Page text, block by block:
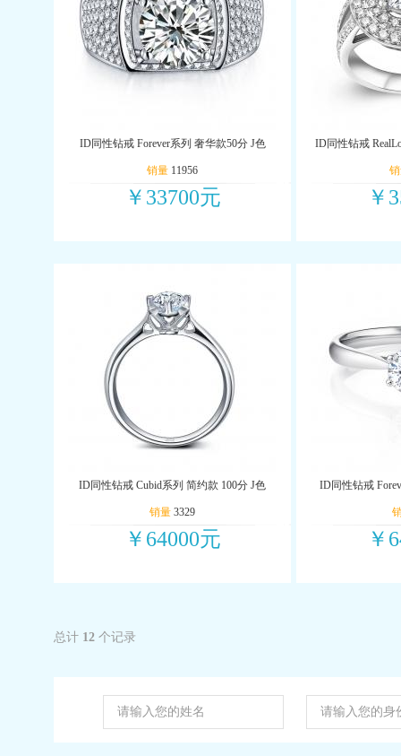
ID同性钻戒 Forever系列 奢华款50分 J色
销量 11956
￥33700元
ID同性钻戒
￥
ID同性钻戒 Cubid系列 简约款 100分 J色
销量 3329
￥64000元
ID同性钻戒
￥
总计 12 个记录